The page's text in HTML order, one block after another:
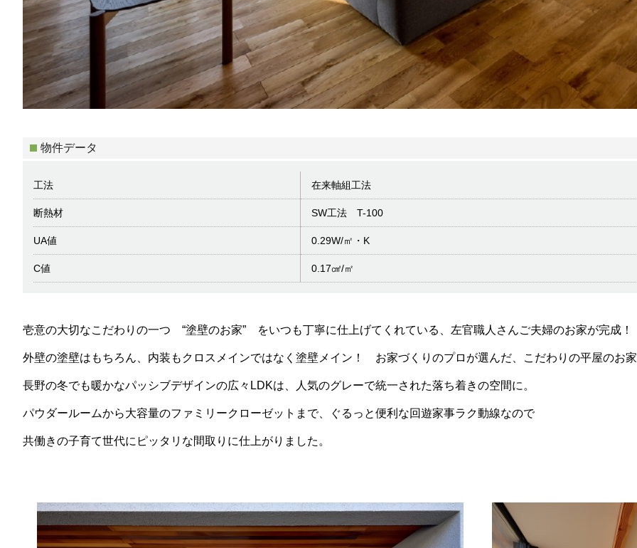
物件データ
工法 在来軸組工法
断熱材 SW工法 T-100
UA値 0.29W/㎡・K
C値 0.17㎠/㎡
壱意の大切なこだわりの一つ “塗壁のお家” をいつも丁寧に仕上げてくれている、左官職人さんご夫婦のお家が完成！
外壁の塗壁はもちろん、内装もクロスメインではなく塗壁メイン！ お家づくりのプロが選んだ、こだわりの平屋のお
長野の冬でも暖かなパッシブデザインの広々LDKは、人気のグレーで統一された落ち着きの空間に。
パウダールームから大容量のファミリークローゼットまで、ぐるっと便利な回遊家事ラク動線なので
共働きの子育て世代にピッタリな間取りに仕上がりました。